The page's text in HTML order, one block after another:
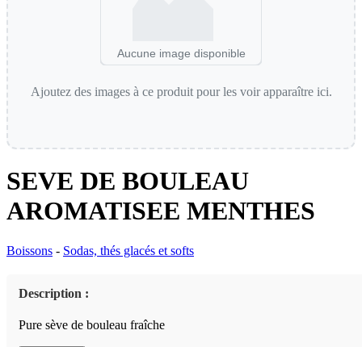
Aucune image disponible
Ajoutez des images à ce produit pour les voir apparaître ici.
SEVE DE BOULEAU
AROMATISEE MENTHES
Boissons - Sodas, thés glacés et softs
Description :
Pure sève de bouleau fraîche